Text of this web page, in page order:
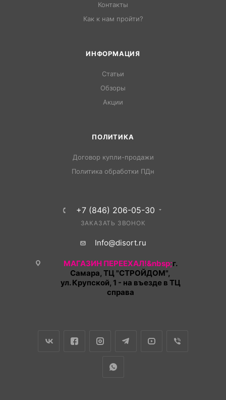
Контакты
Как к нам пройти?
ИНФОРМАЦИЯ
Статьи
Обзоры
Акции
ПОЛИТИКА
Договор купли-продажи
Политика обработки ПДн
+7 (846) 206-05-30
ЗАКАЗАТЬ ЗВОНОК
Info@disort.ru
МАГАЗИН ПЕРЕЕХАЛ!&nbsp;г.
Самара, ТЦ "СТРОЙДОМ",
ул. Крупской, 1 - на въезде в ТЦ
справа